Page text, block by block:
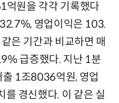
억원을 각각 기록했다
영업이익은 103.
은 기간과 비교하면 매
급증했다. 지난 1분
출 1조8036억원, 영업
경신했다. 이 같은 실